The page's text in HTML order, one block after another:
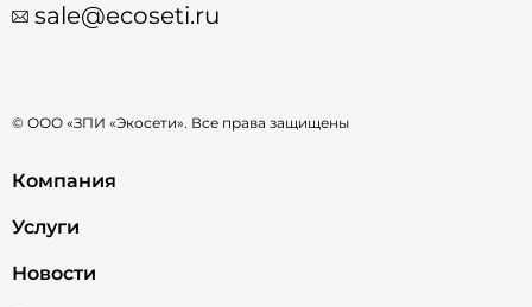
sale@ecoseti.ru
© ООО «ЗПИ «Экосети». Все права защищены
Компания
Услуги
Новости